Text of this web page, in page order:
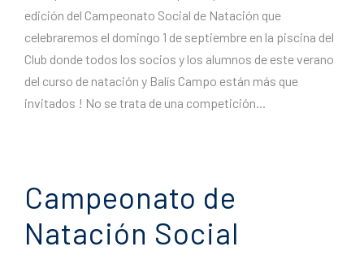
edición del Campeonato Social de Natación que
celebraremos el domingo 1 de septiembre en la piscina del
Club donde todos los socios y los alumnos de este verano
del curso de natación y Balís Campo están más que
invitados ! No se trata de una competición...
Campeonato de
Natación Social